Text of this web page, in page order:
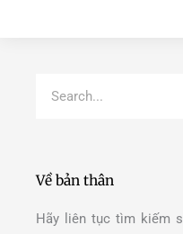
Về bản thân
Hãy liên tục tìm kiếm